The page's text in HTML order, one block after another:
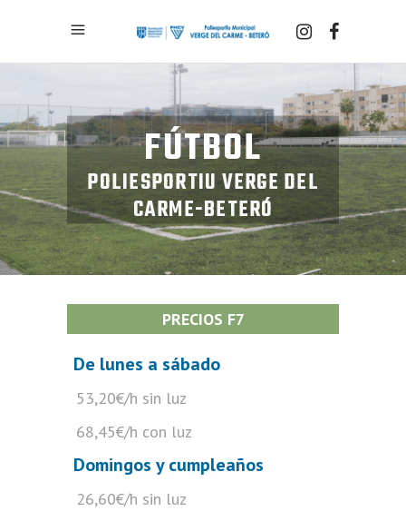
FÚTBOL
POLIESPORTIU VERGE DEL
CARME-BETERÓ
PRECIOS F7
De lunes a sábado
53,20€/h sin luz
68,45€/h con luz
Domingos y cumpleaños
26,60€/h sin luz